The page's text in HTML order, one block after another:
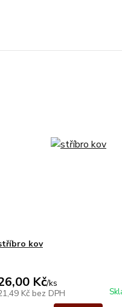
kov
Kč/ks
Kč bez DPH